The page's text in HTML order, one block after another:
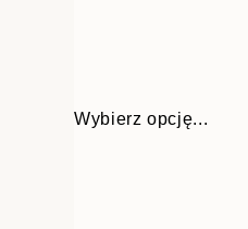
Wybierz opcję...